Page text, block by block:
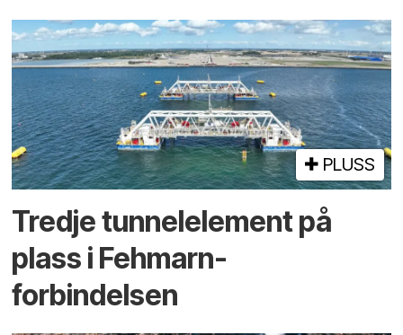
PLUSS
Tredje tunnel­element på
plass i Fehmarn-
forbindelsen